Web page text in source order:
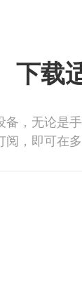
下载
，无论是
阅，即可在